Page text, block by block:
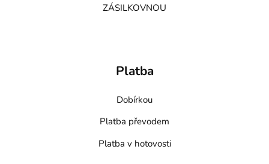
ZÁSILKOVNOU
Platba
Dobírkou
Platba převodem
Platba v hotovosti